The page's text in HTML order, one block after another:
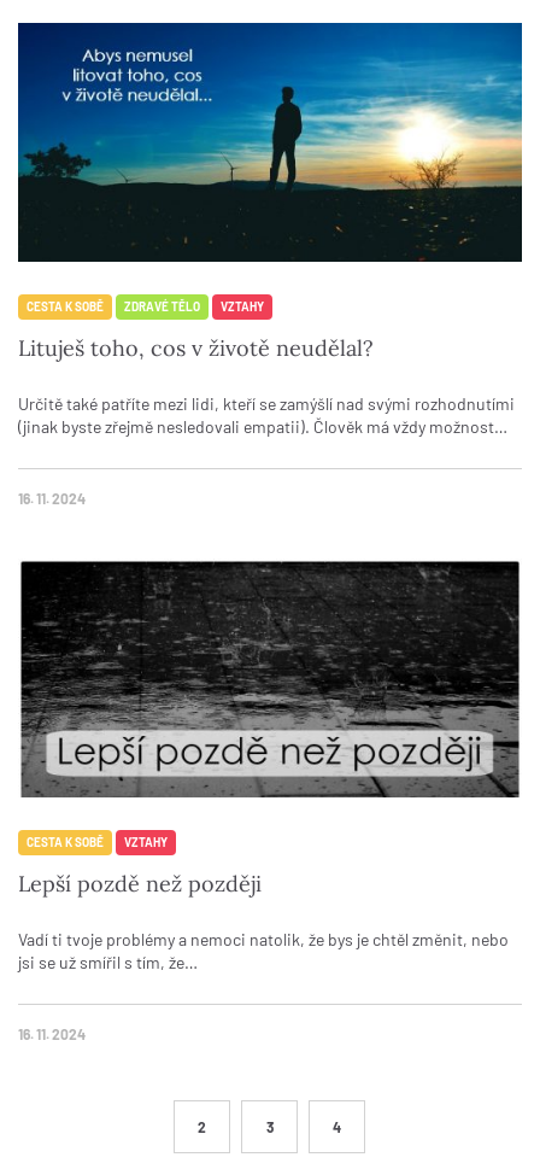
CESTA K SOBĚ ZDRAVÉ TĚLO VZTAHY
Lituješ toho, cos v životě neudělal?
Určitě také patříte mezi lidi, kteří se zamýšlí nad svými rozhodnutími
(jinak byste zřejmě nesledovali empatii). Člověk má vždy možnost…
16. 11. 2024
CESTA K SOBĚ VZTAHY
Lepší pozdě než později
Vadí ti tvoje problémy a nemoci natolik, že bys je chtěl změnit, nebo
jsi se už smířil s tím, že…
16. 11. 2024
2 3 4